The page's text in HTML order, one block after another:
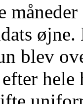
blev